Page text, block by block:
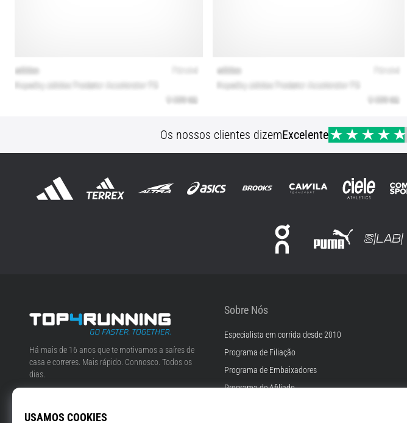
Os nossos clientes dizemExcelente
Top4Running.pt
Há mais de 16 anos que te motivamos a saíres de
casa e correres. Mais rápido. Connosco. Todos os
dias.
Sobre Nós
Especialista em corrida desde 2010
Programa de Filiação
Programa de Embaixadores
Programa de Afiliado